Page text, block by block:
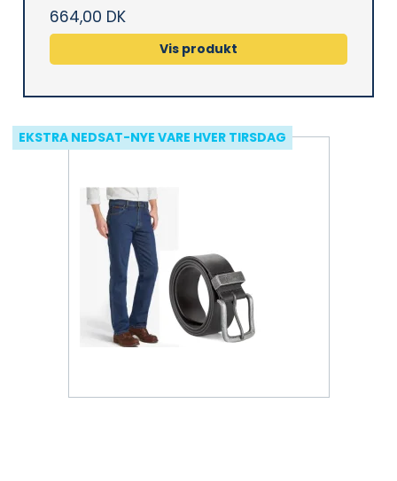
664,00 DK
Vis produkt
EKSTRA NEDSAT-NYE VARE HVER TIRSDAG